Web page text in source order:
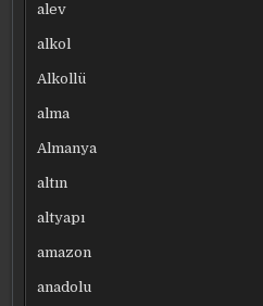
alev
alkol
Alkollü
alma
Almanya
altın
altyapı
amazon
anadolu